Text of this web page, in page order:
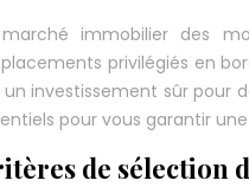
immobilier des
privilégiés en
investissement sûr pour
pour vous garantir
de sélection